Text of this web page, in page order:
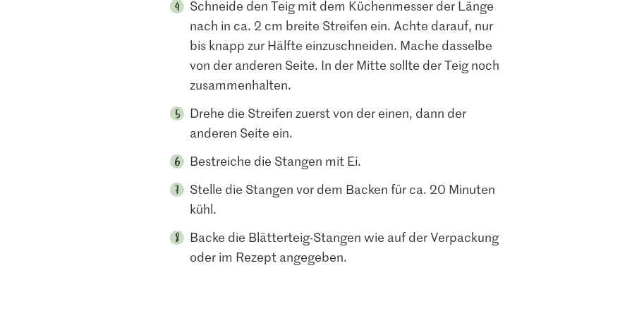
Schneide den Teig mit dem Küchenmesser der Länge
nach in ca. 2 cm breite Streifen ein. Achte darauf, nur
bis knapp zur Hälfte einzuschneiden. Mache dasselbe
von der anderen Seite. In der Mitte sollte der Teig noch
zusammenhalten.
Drehe die Streifen zuerst von der einen, dann der
anderen Seite ein.
Bestreiche die Stangen mit Ei.
Stelle die Stangen vor dem Backen für ca. 20 Minuten
kühl.
Backe die Blätterteig-Stangen wie auf der Verpackung
oder im Rezept angegeben.